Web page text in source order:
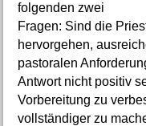
folgenden zwei
Fragen: Sind die
hervorgehen,
pastoralen
Antwort nicht positiv
Vorbereitung zu
vollständiger zu